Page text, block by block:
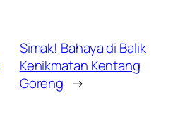
Simak! Bahaya di Balik
Kenikmatan Kentang
Goreng →